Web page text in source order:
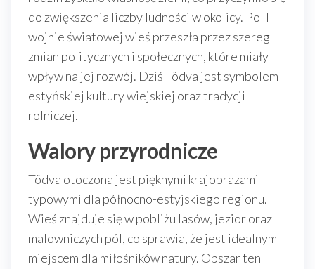
do zwiększenia liczby ludności w okolicy. Po II
wojnie światowej wieś przeszła przez szereg
zmian politycznych i społecznych, które miały
wpływ na jej rozwój. Dziś Tõdva jest symbolem
estyńskiej kultury wiejskiej oraz tradycji
rolniczej.
Walory przyrodnicze
Tõdva otoczona jest pięknymi krajobrazami
typowymi dla północno-estyjskiego regionu.
Wieś znajduje się w pobliżu lasów, jezior oraz
malowniczych pól, co sprawia, że jest idealnym
miejscem dla miłośników natury. Obszar ten